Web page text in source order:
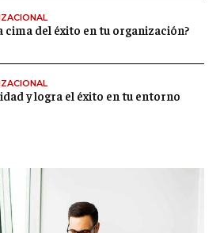
cima del éxito en tu organización?
y logra el éxito en tu entorno